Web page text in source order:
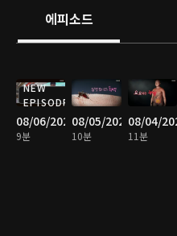
에피소드
NEW
EPISODE
08/06/2026
9분
08/05/2026
10분
08/04/
11분